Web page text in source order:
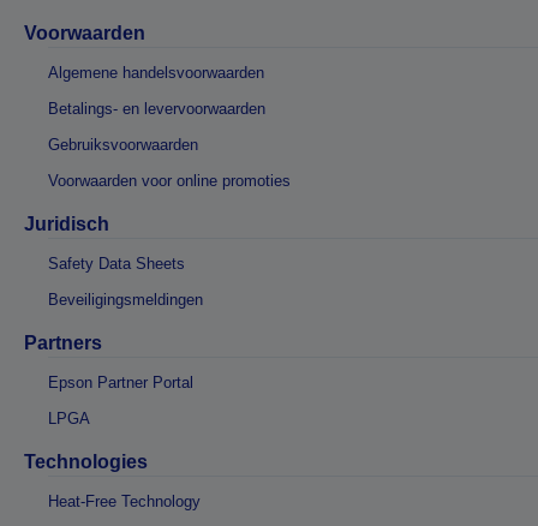
Voorwaarden
Algemene handelsvoorwaarden
Betalings- en levervoorwaarden
Gebruiksvoorwaarden
Voorwaarden voor online promoties
Juridisch
Safety Data Sheets
Beveiligingsmeldingen
Partners
Epson Partner Portal
LPGA
Technologies
Heat-Free Technology